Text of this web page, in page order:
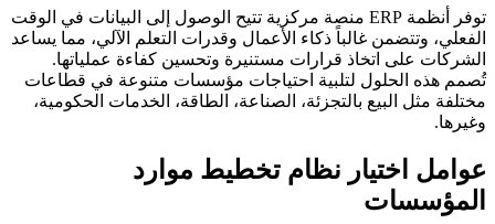
توفر أنظمة ERP منصة مركزية تتيح الوصول إلى البيانات في الوقت
الفعلي، وتتضمن غالباً ذكاء الأعمال وقدرات التعلم الآلي، مما يساعد
الشركات على اتخاذ قرارات مستنيرة وتحسين كفاءة عملياتها.
تُصمم هذه الحلول لتلبية احتياجات مؤسسات متنوعة في قطاعات
مختلفة مثل البيع بالتجزئة، الصناعة، الطاقة، الخدمات الحكومية،
وغيرها.
عوامل اختيار نظام تخطيط موارد
المؤسسات